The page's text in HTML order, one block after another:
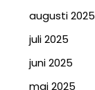
augusti 2025
juli 2025
juni 2025
maj 2025